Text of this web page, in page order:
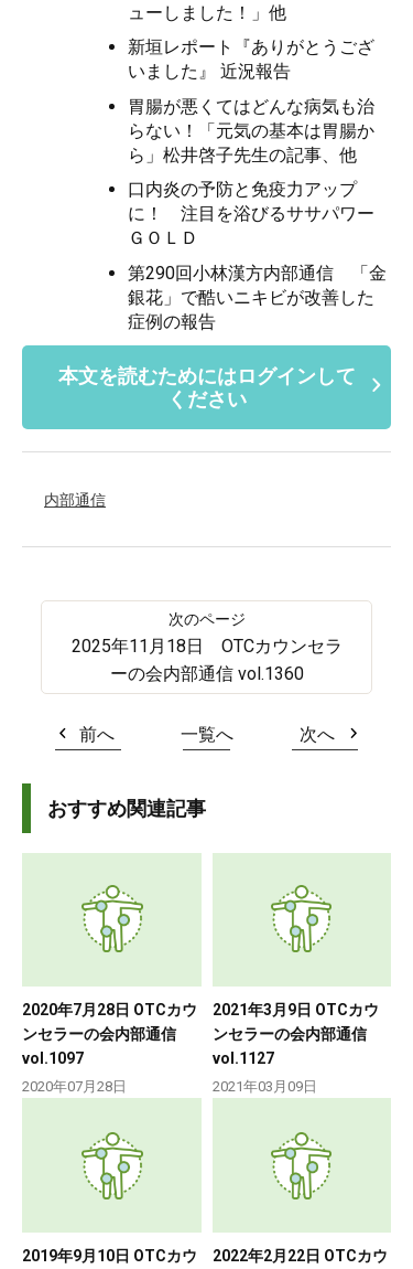
ューしました！」他
新垣レポート『ありがとうござ
いました』 近況報告
胃腸が悪くてはどんな病気も治
らない！「元気の基本は胃腸か
ら」松井啓子先生の記事、他
口内炎の予防と免疫力アップ
に！ 注目を浴びるササパワー
ＧＯＬＤ
第290回小林漢方内部通信 「金
銀花」で酷いニキビが改善した
症例の報告
本文を読むためにはログインして
ください
内部通信
2025年11月18日 OTCカウンセラ
ーの会内部通信 vol.1360
前へ 一覧へ 次へ
おすすめ関連記事
2020年7月28日 OTCカウ
ンセラーの会内部通信
vol.1097
2020年07月28日
2021年3月9日 OTCカウ
ンセラーの会内部通信
vol.1127
2021年03月09日
2019年9月10日 OTCカウ
2022年2月22日 OTCカウ